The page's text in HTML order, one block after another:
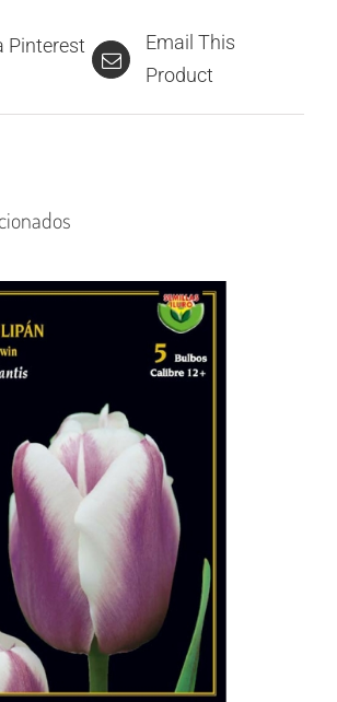
Pinterest
Email This
Product